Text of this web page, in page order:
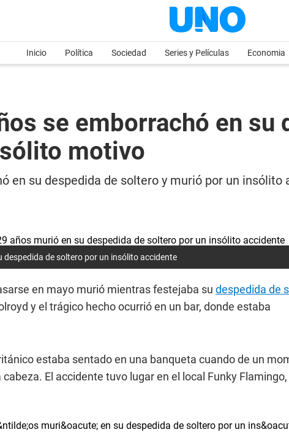
Inicio Política Sociedad Series y Películas Economia
se emborrachó en
motivo
en su despedida de soltero y murió por un
despedida de soltero por un insólito accidente
en mayo murió mientras festejaba su despedida de
y el trágico hecho ocurrió en un bar, donde estaba
estaba sentado en una banqueta cuando de un
El accidente tuvo lugar en el local Funky